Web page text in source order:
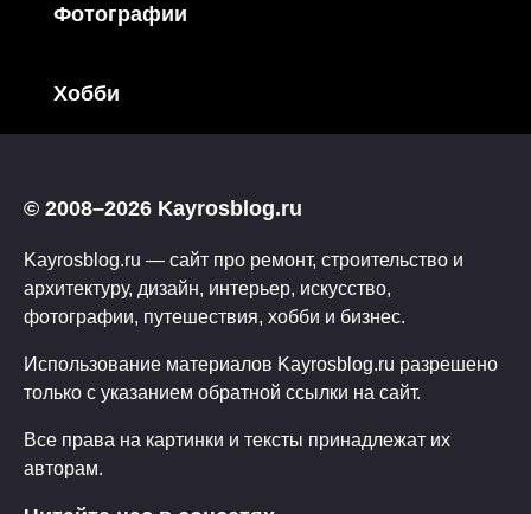
Фотографии
Хобби
© 2008–2026 Kayrosblog.ru
Kayrosblog.ru — сайт про ремонт, строительство и
архитектуру, дизайн, интерьер, искусство,
фотографии, путешествия, хобби и бизнес.
Использование материалов Kayrosblog.ru разрешено
только с указанием обратной ссылки на сайт.
Все права на картинки и тексты принадлежат их
авторам.